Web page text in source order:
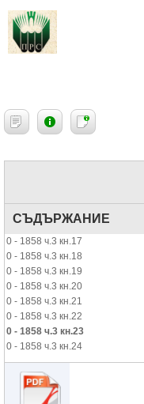
СЪДЪРЖАНИЕ
0 - 1858 ч.3 кн.17
0 - 1858 ч.3 кн.18
0 - 1858 ч.3 кн.19
0 - 1858 ч.3 кн.20
0 - 1858 ч.3 кн.21
0 - 1858 ч.3 кн.22
0 - 1858 ч.3 кн.23
0 - 1858 ч.3 кн.24